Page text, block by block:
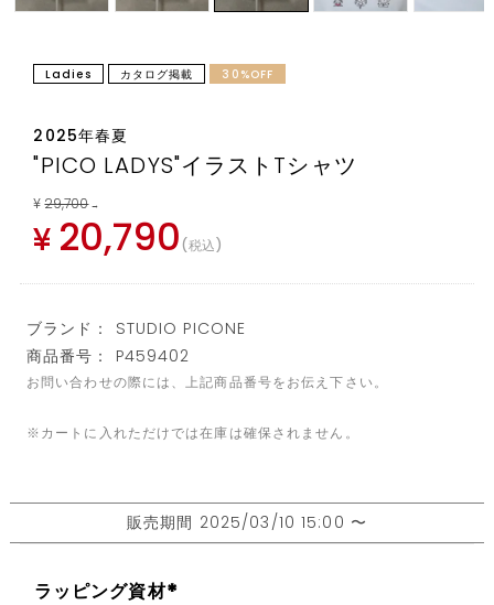
Ladies カタログ掲載 30%OFF
2025年春夏
"PICO LADYS"イラストTシャツ
¥ 29,700 →
¥ 20,790 税込
ブランド： STUDIO PICONE
商品番号： P459402
お問い合わせの際には、上記商品番号をお伝え下さい。
※カートに入れただけでは在庫は確保されません。
販売期間 2025/03/10 15:00 〜
ラッピング資材